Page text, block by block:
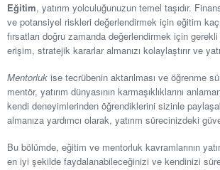
Eğitim, yatırım yolculuğunuzun temel taşıdır.
ve potansiyel riskleri değerlendirmek için eğitim
fırsatları doğru zamanda değerlendirmek için
erişim, stratejik kararlar almanızı kolaylaştırır ve
Mentorluk ise tecrübenin aktarılması ve öğrenme
mentör, yatırım dünyasının karmaşıklıklarını
kendi deneyimlerinden öğrendiklerini sizinle
almanıza yardımcı olarak, yatırım sürecinizdeki
Bu bölümde, eğitim ve mentorluk kavramlarının
en iyi şekilde faydalanabileceğinizi ve kendinizi